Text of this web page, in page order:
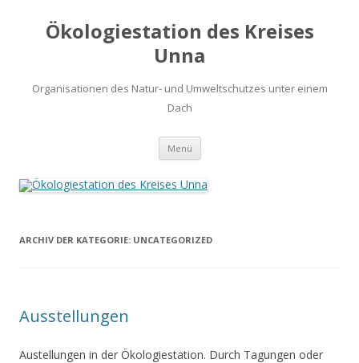
Ökologiestation des Kreises
Unna
Organisationen des Natur- und Umweltschutzes unter einem
Dach
Menü Zum
springen
ARCHIV DER KATEGORIE: UNCATEGORIZED
Ausstellungen
Austellungen in der Ökologiestation. Durch Tagungen oder